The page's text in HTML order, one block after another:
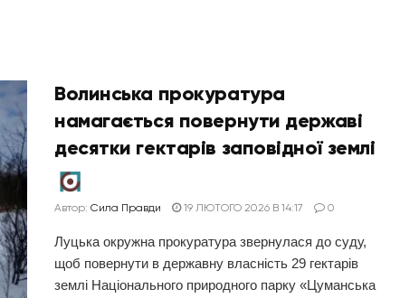
Волинська прокуратура
намагається повернути державі
десятки гектарів заповідної землі
Автор: Сила Правди 19 ЛЮТОГО 2026 В 14:17 0
Луцька окружна прокуратура звернулася до суду,
щоб повернути в державну власність 29 гектарів
землі Національного природного парку «Цуманська